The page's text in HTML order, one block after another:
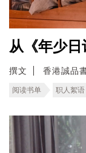
从《年少日
撰文 香港誠品
阅读书单 职人絮语